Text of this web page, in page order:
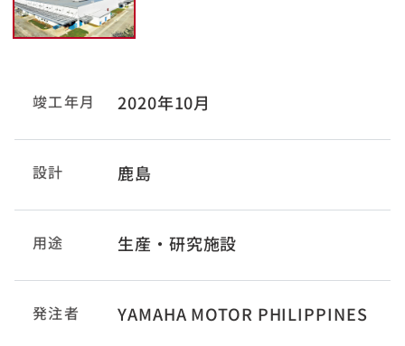
竣工年月 2020年10月
設計 鹿島
用途 生産・研究施設
発注者 YAMAHA MOTOR PHILIPPINES